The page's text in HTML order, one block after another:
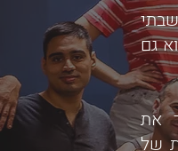
גם
את
של